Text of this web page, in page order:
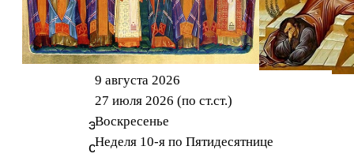
Об
этом
событии
9 августа 2026
27 июля 2026 (по ст.ст.)
Воскресенье
Неделя 10-я по Пятидесятнице